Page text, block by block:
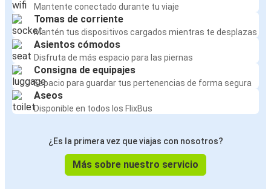
Mantente conectado durante tu viaje
Tomas de corriente
Mantén tus dispositivos cargados mientras te desplazas
Asientos cómodos
Disfruta de más espacio para las piernas
Consigna de equipajes
Espacio para guardar tus pertenencias de forma segura
Aseos
Disponible en todos los FlixBus
¿Es la primera vez que viajas con nosotros?
Más sobre nuestro servicio